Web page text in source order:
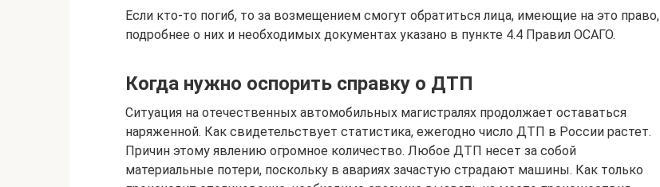
Если кто-то погиб, то за возмещением смогут обратиться лица, имеющие на это право,
подробнее о них и необходимых документах указано в пункте 4.4 Правил ОСАГО.
Когда нужно оспорить справку о ДТП
Ситуация на отечественных автомобильных магистралях продолжает оставаться
наряженной. Как свидетельствует статистика, ежегодно число ДТП в России растет.
Причин этому явлению огромное количество. Любое ДТП несет за собой
материальные потери, поскольку в авариях зачастую страдают машины. Как только